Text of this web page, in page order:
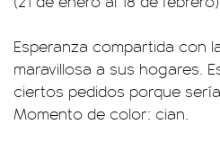
Esperanza compartida con
maravillosa a sus hogares.
ciertos pedidos porque
Momento de color: cian.